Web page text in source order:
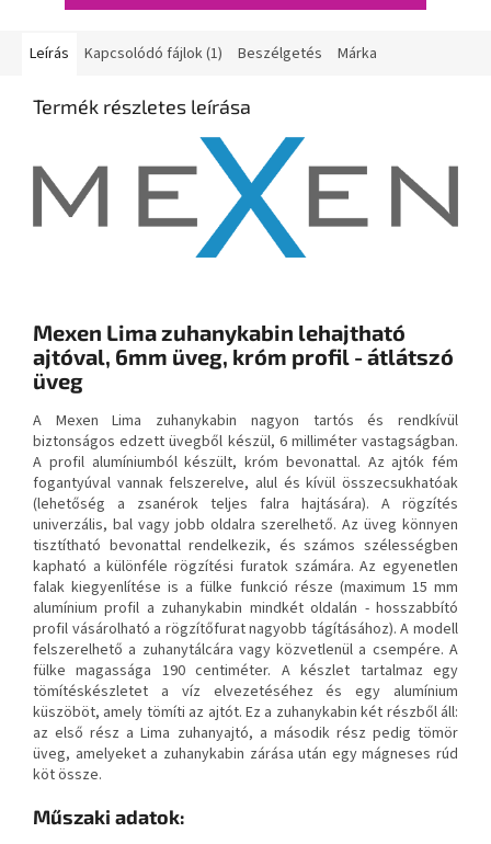
Leírás Kapcsolódó fájlok (1) Beszélgetés Márka
Termék részletes leírása
Mexen Lima zuhanykabin lehajtható
ajtóval, 6mm üveg, króm profil - átlátszó
üveg
A Mexen Lima zuhanykabin nagyon tartós és rendkívül
biztonságos edzett üvegből készül, 6 milliméter vastagságban.
A profil alumíniumból készült, króm bevonattal. Az ajtók fém
fogantyúval vannak felszerelve, alul és kívül összecsukhatóak
(lehetőség a zsanérok teljes falra hajtására). A rögzítés
univerzális, bal vagy jobb oldalra szerelhető. Az üveg könnyen
tisztítható bevonattal rendelkezik, és számos szélességben
kapható a különféle rögzítési furatok számára. Az egyenetlen
falak kiegyenlítése is a fülke funkció része (maximum 15 mm
alumínium profil a zuhanykabin mindkét oldalán - hosszabbító
profil vásárolható a rögzítőfurat nagyobb tágításához). A modell
felszerelhető a zuhanytálcára vagy közvetlenül a csempére. A
fülke magassága 190 centiméter. A készlet tartalmaz egy
tömítéskészletet a víz elvezetéséhez és egy alumínium
küszöböt, amely tömíti az ajtót. Ez a zuhanykabin két részből áll:
az első rész a Lima zuhanyajtó, a második rész pedig tömör
üveg, amelyeket a zuhanykabin zárása után egy mágneses rúd
köt össze.
Műszaki adatok: